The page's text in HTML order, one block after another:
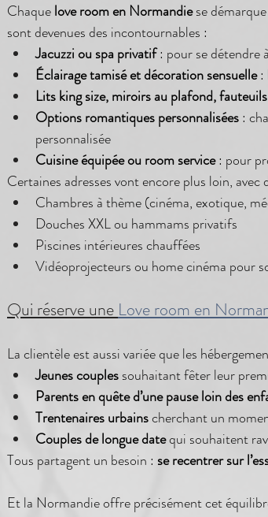
Chaque love room en Normandie se
sont devenues des incontournables :
Jacuzzi ou spa privatif : pour se détendre
Éclairage tamisé et décoration sensuelle :
Lits king size, miroirs au plafond,
Options romantiques personnalisées :
personnalisée
Cuisine équipée ou room service : pour
Certaines adresses vont encore plus loin,
Chambres à thème (cinéma, exotique,
Douches XXL ou hammams privatifs
Piscines intérieures chauffées
Vidéoprojecteurs ou home cinéma pour
Qui réserve une Love room en
La clientèle est aussi variée que les
Jeunes couples souhaitant fêter leur
Parents en quête d’une pause loin des
Trentenaires urbains cherchant un
Couples de longue date qui souhaitent
Tous partagent un besoin : se recentrer sur
Et la Normandie offre précisément cet